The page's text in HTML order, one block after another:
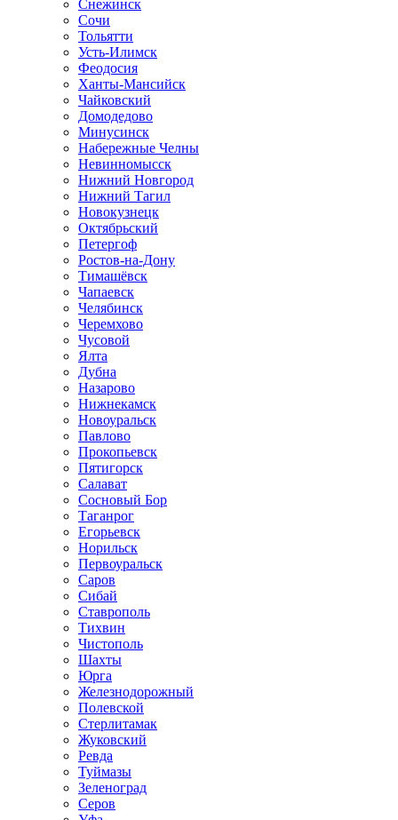
Снежинск
Сочи
Тольятти
Усть-Илимск
Феодосия
Ханты-Мансийск
Чайковский
Домодедово
Минусинск
Набережные Челны
Невинномысск
Нижний Новгород
Нижний Тагил
Новокузнецк
Октябрьский
Петергоф
Ростов-на-Дону
Тимашёвск
Чапаевск
Челябинск
Черемхово
Чусовой
Ялта
Дубна
Назарово
Нижнекамск
Новоуральск
Павлово
Прокопьевск
Пятигорск
Салават
Сосновый Бор
Таганрог
Егорьевск
Норильск
Первоуральск
Саров
Сибай
Ставрополь
Тихвин
Чистополь
Шахты
Юрга
Железнодорожный
Полевской
Стерлитамак
Жуковский
Ревда
Туймазы
Зеленоград
Серов